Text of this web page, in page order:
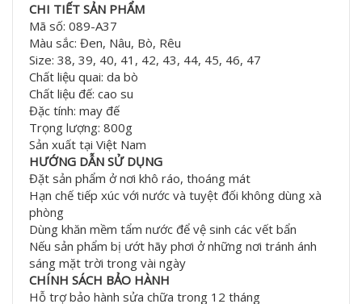
CHI TIẾT SẢN PHẨM
Mã số: 089-A37
Màu sắc: Đen, Nâu, Bò, Rêu
Size: 38, 39, 40, 41, 42, 43, 44, 45, 46, 47
Chất liệu quai: da bò
Chất liệu đế: cao su
Đặc tính: may đế
Trọng lượng: 800g
Sản xuất tại Việt Nam
HƯỚNG DẪN SỬ DỤNG
Đặt sản phẩm ở nơi khô ráo, thoáng mát
Hạn chế tiếp xúc với nước và tuyệt đối không dùng xà
phòng
Dùng khăn mềm tẩm nước để vệ sinh các vết bẩn
Nếu sản phẩm bị ướt hãy phơi ở những nơi tránh ánh
sáng mặt trời trong vài ngày
CHÍNH SÁCH BẢO HÀNH
Hỗ trợ bảo hành sửa chữa trong 12 tháng